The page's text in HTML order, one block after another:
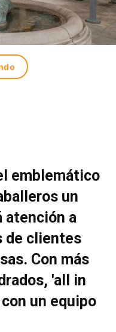
emblemático
un
atención a
de clientes
Con más
'all in
un equipo